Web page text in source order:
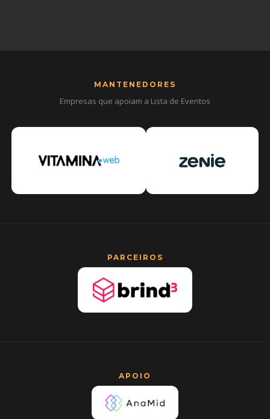
MANTENEDORES
Empresas que apoiam a Lista de Eventos
PARCEIROS
APOIO